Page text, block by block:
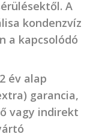
A
kondenzvíz
a kapcsolódó
év alap
garancia,
vagy indirekt